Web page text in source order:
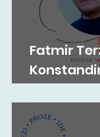
Fatmir
diksursi i